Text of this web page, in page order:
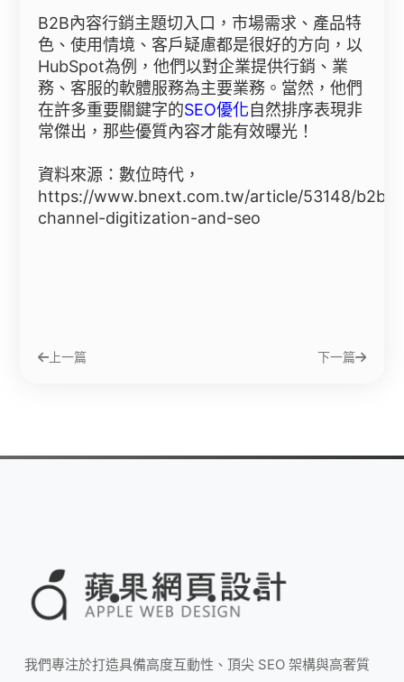
B2B內容行銷主題切入口，市場需求、產品特
色、使用情境、客戶疑慮都是很好的方向，以
HubSpot為例，他們以對企業提供行銷、業
務、客服的軟體服務為主要業務。當然，他們
在許多重要關鍵字的SEO優化自然排序表現非
常傑出，那些優質內容才能有效曝光！
資料來源：數位時代，
https://www.bnext.com.tw/article/53148/b2b-
channel-digitization-and-seo
上一篇 下一篇
我們專注於打造具備高度互動性、頂尖 SEO 架構與高奢質